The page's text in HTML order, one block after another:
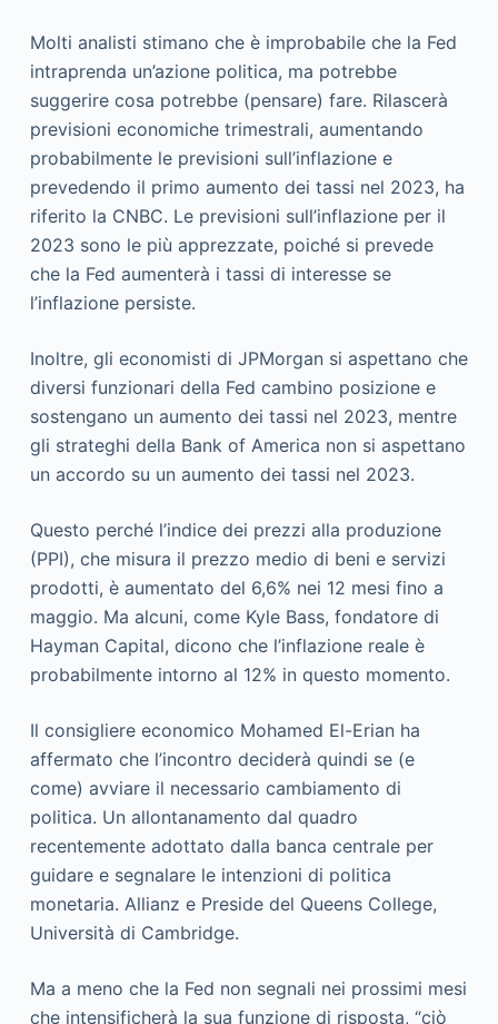
Molti analisti stimano che è improbabile che la Fed
intraprenda un’azione politica, ma potrebbe
suggerire cosa potrebbe (pensare) fare. Rilascerà
previsioni economiche trimestrali, aumentando
probabilmente le previsioni sull’inflazione e
prevedendo il primo aumento dei tassi nel 2023, ha
riferito la CNBC. Le previsioni sull’inflazione per il
2023 sono le più apprezzate, poiché si prevede
che la Fed aumenterà i tassi di interesse se
l’inflazione persiste.
Inoltre, gli economisti di JPMorgan si aspettano che
diversi funzionari della Fed cambino posizione e
sostengano un aumento dei tassi nel 2023, mentre
gli strateghi della Bank of America non si aspettano
un accordo su un aumento dei tassi nel 2023.
Questo perché l’indice dei prezzi alla produzione
(PPI), che misura il prezzo medio di beni e servizi
prodotti, è aumentato del 6,6% nei 12 mesi fino a
maggio. Ma alcuni, come Kyle Bass, fondatore di
Hayman Capital, dicono che l’inflazione reale è
probabilmente intorno al 12% in questo momento.
Il consigliere economico Mohamed El-Erian ha
affermato che l’incontro deciderà quindi se (e
come) avviare il necessario cambiamento di
politica. Un allontanamento dal quadro
recentemente adottato dalla banca centrale per
guidare e segnalare le intenzioni di politica
monetaria. Allianz e Preside del Queens College,
Università di Cambridge.
Ma a meno che la Fed non segnali nei prossimi mesi
che intensificherà la sua funzione di risposta, “ciò